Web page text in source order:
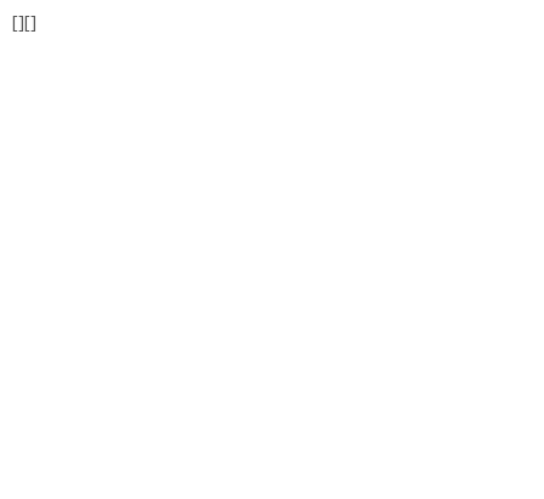
[][]